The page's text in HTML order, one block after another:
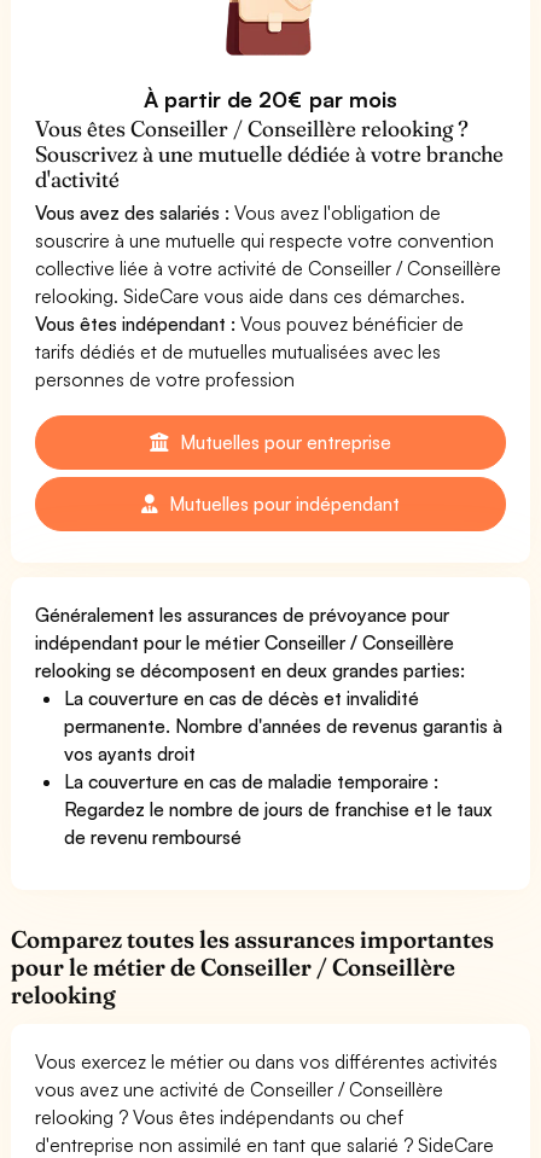
À partir de 20€ par mois
Vous êtes Conseiller / Conseillère relooking ?
Souscrivez à une mutuelle dédiée à votre branche
d'activité
Vous avez des salariés : Vous avez l'obligation de
souscrire à une mutuelle qui respecte votre convention
collective liée à votre activité de Conseiller / Conseillère
relooking. SideCare vous aide dans ces démarches.
Vous êtes indépendant : Vous pouvez bénéficier de
tarifs dédiés et de mutuelles mutualisées avec les
personnes de votre profession
Mutuelles pour entreprise
Mutuelles pour indépendant
Généralement les assurances de prévoyance pour
indépendant pour le métier Conseiller / Conseillère
relooking se décomposent en deux grandes parties:
La couverture en cas de décès et invalidité
permanente. Nombre d'années de revenus garantis à
vos ayants droit
La couverture en cas de maladie temporaire :
Regardez le nombre de jours de franchise et le taux
de revenu remboursé
Comparez toutes les assurances importantes
pour le métier de Conseiller / Conseillère
relooking
Vous exercez le métier ou dans vos différentes activités
vous avez une activité de Conseiller / Conseillère
relooking ? Vous êtes indépendants ou chef
d'entreprise non assimilé en tant que salarié ? SideCare